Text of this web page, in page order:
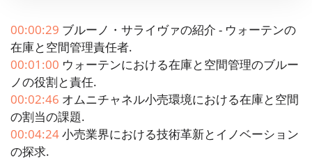
00:00:29 ブルーノ・サライヴァの紹介 - ウォーテンの
在庫と空間管理責任者.
00:01:00 ウォーテンにおける在庫と空間管理のブルー
ノの役割と責任.
00:02:46 オムニチャネル小売環境における在庫と空間
の割当の課題.
00:04:24小売業界における技術革新とイノベーション
の探求.